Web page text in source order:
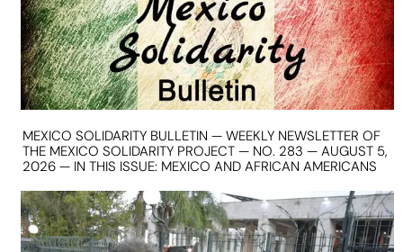
MEXICO SOLIDARITY BULLETIN — WEEKLY NEWSLETTER OF
THE MEXICO SOLIDARITY PROJECT — NO. 283 — AUGUST 5,
2026 — IN THIS ISSUE: MEXICO AND AFRICAN AMERICANS